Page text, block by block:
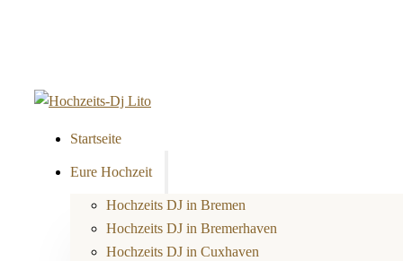
Startseite
Eure Hochzeit
Hochzeits DJ in Bremen
Hochzeits DJ in Bremerhaven
Hochzeits DJ in Cuxhaven